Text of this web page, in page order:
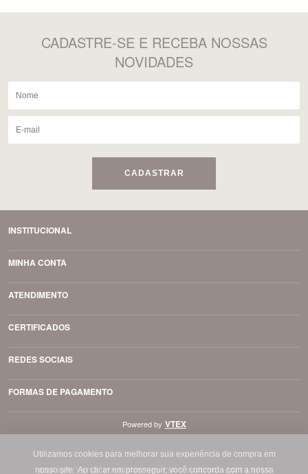
CADASTRE-SE E RECEBA NOSSAS
NOVIDADES
CADASTRAR
INSTITUCIONAL
MINHA CONTA
ATENDIMENTO
CERTIFICADOS
REDES SOCIAIS
FORMAS DE PAGAMENTO
Powered by VTEX
Utilizamos cookies para melhorar sua experiência de compra em
nosso site. Ao clicar em prosseguir, você concorda com a nossa